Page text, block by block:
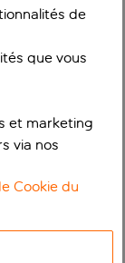
de
que vous
et marketing
via nos
Cookie du